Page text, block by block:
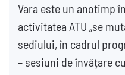
Vara este un anotimp
activitatea ATU „se
sediului, în cadrul
– sesiuni de învățare